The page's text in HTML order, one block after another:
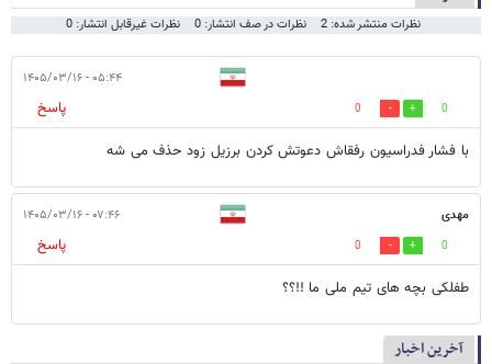
نظرات منتشر شده: 2 نظرات در صف انتشار: 0 نظرات غیرقابل انتشار: 0
۰۵:۴۴ - ۱۴۰۵/۰۳/۱۶
0
0
پاسخ
با فشار فدراسیون رفقاش دعوتش کردن برزیل زود حذف می شه
مهدی ۰۷:۴۶ - ۱۴۰۵/۰۳/۱۶
0
0
پاسخ
طفلکی بچه های تیم ملی ما !!؟؟
آخرین اخبار